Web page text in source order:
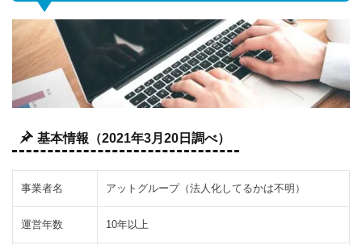
2 ア
ッ
ト
プ
つ
て
基本情報（2021年3月20日調べ）
事業者名 アットグループ（法人化してるかは不明）
運営年数 10年以上